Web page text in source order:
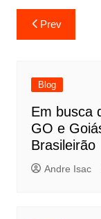
Prev
Blog
Em busca
GO e
Brasileirão
Andre Isac